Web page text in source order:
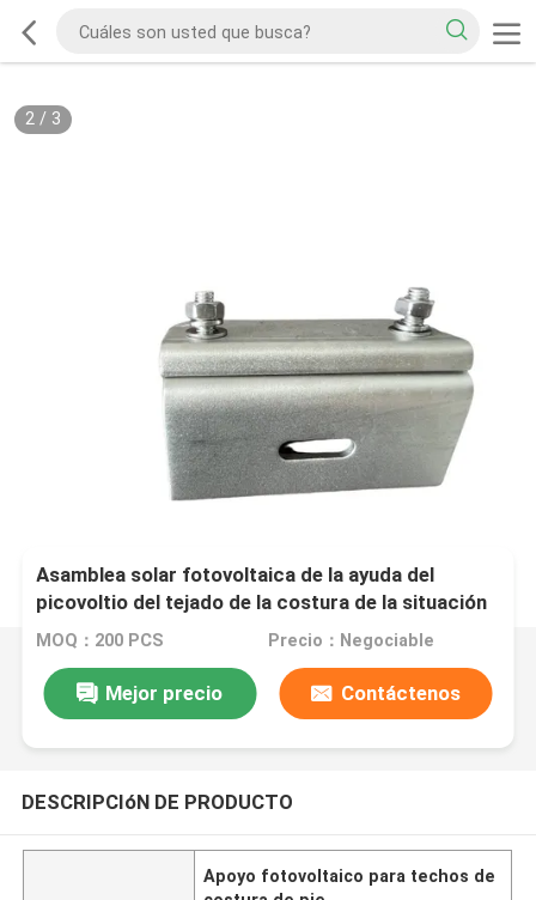
2/ 3
Asamblea solar fotovoltaica de la ayuda del
picovoltio del tejado de la costura de la situación
de la abrazadera de la costura del tejado A2
MOQ：200 PCS Precio：Negociable
Mejor precio Contáctenos
DESCRIPCIóN DE PRODUCTO
Apoyo fotovoltaico para techos de